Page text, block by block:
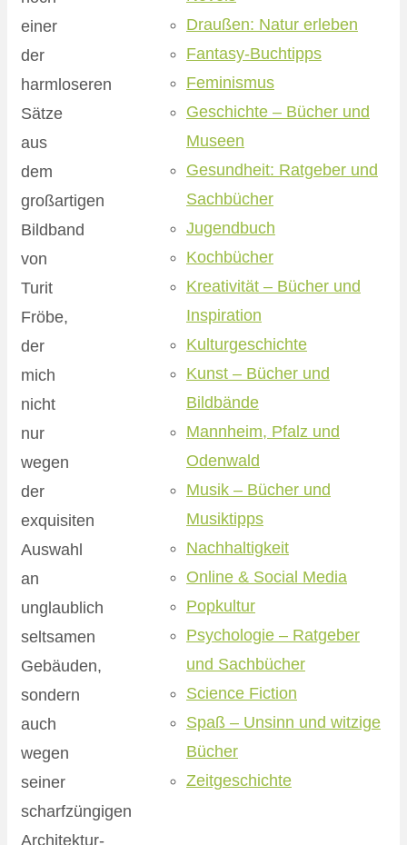
einer
der
harmloseren
Sätze
aus
dem
großartigen
Bildband
von
Turit
Fröbe,
der
mich
nicht
nur
wegen
der
exquisiten
Auswahl
an
unglaublich
seltsamen
Gebäuden,
sondern
auch
wegen
seiner
scharfzüngigen
Architektur-
Draußen: Natur erleben
Fantasy-Buchtipps
Feminismus
Geschichte – Bücher und
Museen
Gesundheit: Ratgeber und
Sachbücher
Jugendbuch
Kochbücher
Kreativität – Bücher und
Inspiration
Kulturgeschichte
Kunst – Bücher und
Bildbände
Mannheim, Pfalz und
Odenwald
Musik – Bücher und
Musiktipps
Nachhaltigkeit
Online & Social Media
Popkultur
Psychologie – Ratgeber
und Sachbücher
Science Fiction
Spaß – Unsinn und witzige
Bücher
Zeitgeschichte